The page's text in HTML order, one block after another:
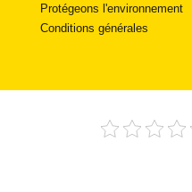
Protégeons l'environnement
Conditions générales